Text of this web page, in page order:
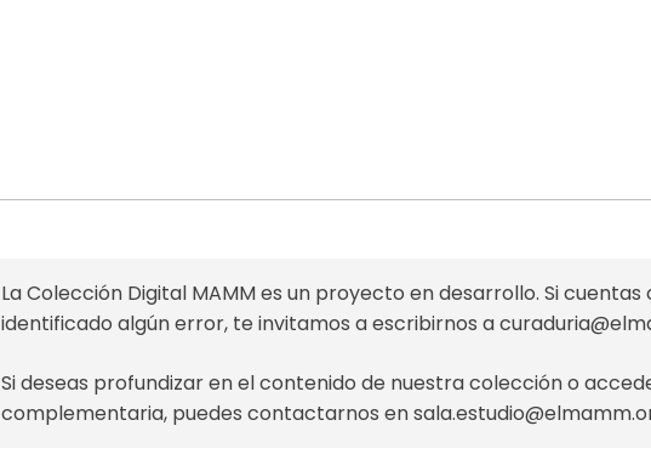
La Colección Digital MAMM es un proyecto en desarrollo. Si
identificado algún error, te invitamos a escribirnos a
Si deseas profundizar en el contenido de nuestra colección o
complementaria, puedes contactarnos en